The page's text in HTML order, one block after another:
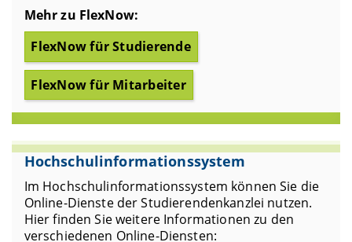
Mehr zu FlexNow:
FlexNow für Studierende
FlexNow für Mitarbeiter
Hochschulinformationssystem
Im Hochschulinformationssystem können Sie die
Online-Dienste der Studierendenkanzlei nutzen.
Hier finden Sie weitere Informationen zu den
verschiedenen Online-Diensten: